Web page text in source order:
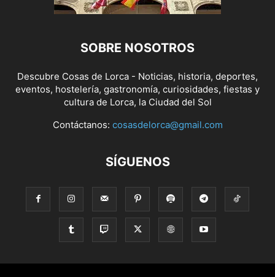
SOBRE NOSOTROS
Descubre Cosas de Lorca - Noticias, historia, deportes,
eventos, hostelería, gastronomía, curiosidades, fiestas y
cultura de Lorca, la Ciudad del Sol
Contáctanos: cosasdelorca@gmail.com
SÍGUENOS